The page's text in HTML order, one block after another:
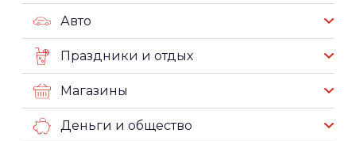
Авто
Праздники и отдых
Магазины
Деньги и общество